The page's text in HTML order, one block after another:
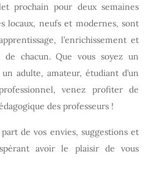
prochain pour deux semaines
locaux, neufs et modernes, sont
l’enrichissement et
de chacun. Que vous soyez un
adulte, amateur, étudiant d’un
venez profiter de
des professeurs !
de vos envies, suggestions et
avoir le plaisir de vous